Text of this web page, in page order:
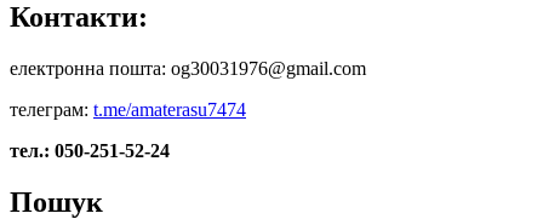
Контакти:
електронна пошта: og30031976@gmail.com
телеграм: t.me/amaterasu7474
тел.: 050-251-52-24
Пошук